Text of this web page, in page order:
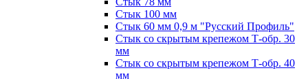
Стык 100 мм
Стык 60 мм 0,9 м "Русский Профиль"
Стык со скрытым крепежом Т-обр. 30
мм
Стык со скрытым крепежом Т-обр. 40
мм